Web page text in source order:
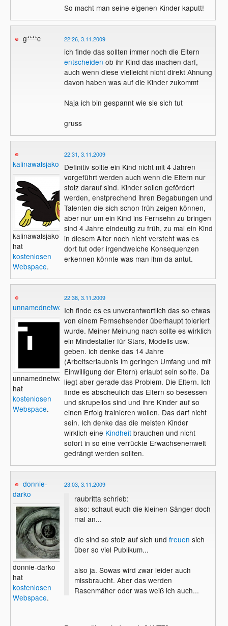
So macht man seine eigenen Kinder kaputt!
g****c 22:26, 3.11.2009
ich finde das sollten immer noch die Eltern
entscheiden ob ihr Kind das machen darf,
auch wenn diese vielleicht nicht direkt Ahnung
davon haben was auf die Kinder zukommt
Naja ich bin gespannt wie sie sich tut
gruss
kalinawalsjakoff
kalinawalsjakoff
hat
kostenlosen
Webspace.
22:31, 3.11.2009
Definitiv sollte ein Kind nicht mit 4 Jahren
vorgeführt werden auch wenn die Eltern nur
stolz darauf sind. Kinder sollen gefördert
werden, enstprechend ihren Begabungen und
Talenten die sich schon früh zeigen können,
aber nur um ein Kind ins Fernsehn zu bringen
sind 4 Jahre eindeutig zu früh, zu mal ein Kind
in diesem Alter noch nicht versteht was es
dort tut oder irgendwelche Konsequenzen
erkennen könnte was man ihm da antut.
unnamednetwork
unnamednetwork
hat
kostenlosen
Webspace.
22:38, 3.11.2009
Ich finde es es unverantwortlich das so etwas
von einem Fernsehsender überhaupt toleriert
wurde. Meiner Meinung nach sollte es wirklich
ein Mindestalter für Stars, Modells usw.
geben. ich denke das 14 Jahre
(Arbeitserlaubnis im geringen Umfang und mit
Einwilligung der Eltern) erlaubt sein sollte. Da
liegt aber gerade das Problem. Die Eltern. Ich
finde es abscheulich das Eltern so besessen
und skrupellos sind und ihre Kinder auf so
einen Erfolg trainieren wollen. Das darf nicht
sein. Ich denke das die meisten Kinder
wirklich eine Kindheitbrauchen und nicht
sofort in so eine verrückte Erwachsenenwelt
gedrängt werden sollten.
donnie-
darko
donnie-darko
hat
kostenlosen
Webspace.
23:03, 3.11.2009
raubritta schrieb:
also: schaut euch die kleinen Sänger doch
mal an...
die sind so stolz auf sich und freuen sich
über so viel Publikum...
also ja. Sowas wird zwar leider auch
missbraucht. Aber das werden
Rasenmäher oder was weiß ich auch...